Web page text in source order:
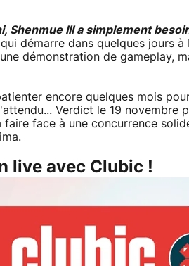
Shenmue III a simplement
qui démarre dans quelques jours
démonstration de gameplay,
encore quelques mois
Verdict le 19 novembre
faire face à une concurrence
live avec Clubic !